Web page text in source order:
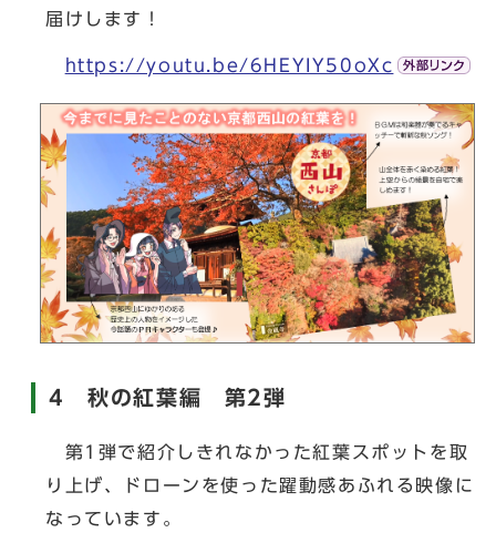
届けします！
https://youtu.be/6HEYIY50oXc
4 秋の紅葉編 第2弾
第1弾で紹介しきれなかった紅葉スポットを取
り上げ、ドローンを使った躍動感あふれる映像に
なっています。